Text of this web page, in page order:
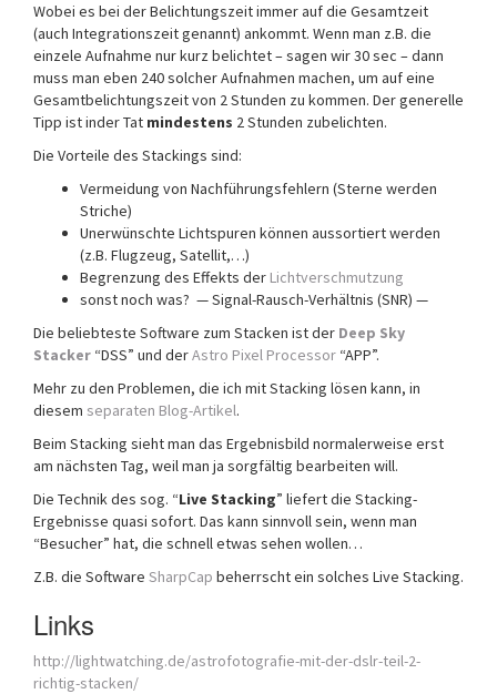
Wobei es bei der Belichtungszeit immer auf die Gesamtzeit
(auch Integrationszeit genannt) ankommt. Wenn man z.B. die
einzele Aufnahme nur kurz belichtet – sagen wir 30 sec – dann
muss man eben 240 solcher Aufnahmen machen, um auf eine
Gesamtbelichtungszeit von 2 Stunden zu kommen. Der generelle
Tipp ist inder Tat mindestens 2 Stunden zubelichten.
Die Vorteile des Stackings sind:
Vermeidung von Nachführungsfehlern (Sterne werden
Striche)
Unerwünschte Lichtspuren können aussortiert werden
(z.B. Flugzeug, Satellit,…)
Begrenzung des Effekts der Lichtverschmutzung
sonst noch was? — Signal-Rausch-Verhältnis (SNR) —
Die beliebteste Software zum Stacken ist der Deep Sky
Stacker “DSS” und derAstro Pixel Processor “APP”.
Mehr zu den Problemen, die ich mit Stacking lösen kann, in
diesem separaten Blog-Artikel.
Beim Stacking sieht man das Ergebnisbild normalerweise erst
am nächsten Tag, weil man ja sorgfältig bearbeiten will.
Die Technik des sog. “Live Stacking” liefert die Stacking-
Ergebnisse quasi sofort. Das kann sinnvoll sein, wenn man
“Besucher” hat, die schnell etwas sehen wollen…
Z.B. die Software SharpCap beherrscht ein solches Live Stacking.
Links
http://lightwatching.de/astrofotografie-mit-der-dslr-teil-2-
richtig-stacken/